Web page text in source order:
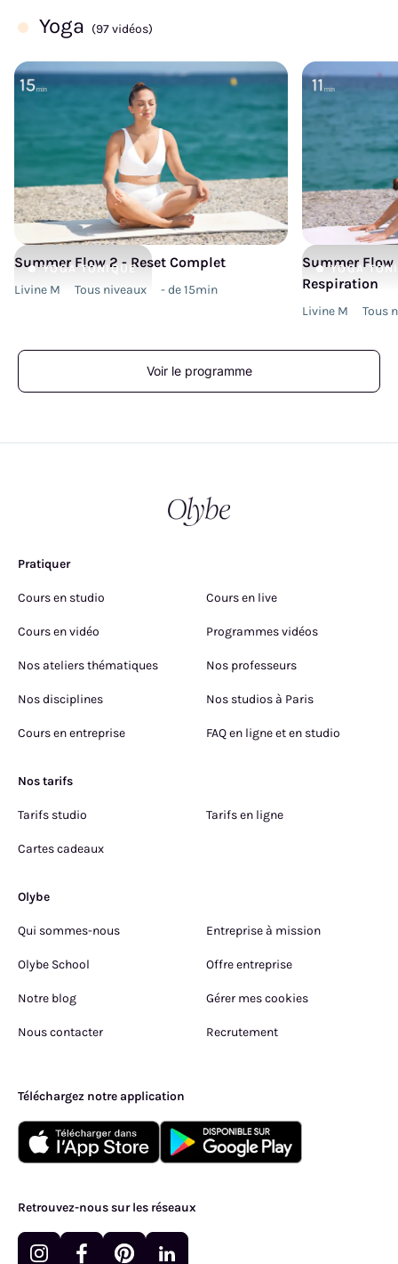
Yoga (97 vidéos)
YOGA TONIQUE
Summer Flow 2 - Reset Complet
Livine M Tous niveaux - de 15min
YOGA
Summer
Respiration
Livine M Tous
Voir le programme
Pratiquer
Cours en studio Cours en live
Cours en vidéo Programmes vidéos
Nos ateliers thématiques Nos professeurs
Nos disciplines Nos studios à Paris
Cours en entreprise FAQ en ligne et en studio
Nos tarifs
Tarifs studio Tarifs en ligne
Cartes cadeaux
Olybe
Qui sommes-nous Entreprise à mission
Olybe School Offre entreprise
Notre blog Gérer mes cookies
Nous contacter Recrutement
Téléchargez notre application
Retrouvez-nous sur les réseaux